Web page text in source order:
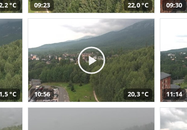
°C 09:23 22,0 °C 09:30
°C 10:56 20,3 °C 11:14